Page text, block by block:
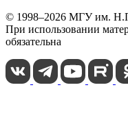
© 1998–2026 МГУ им.
При использовании
обязательна